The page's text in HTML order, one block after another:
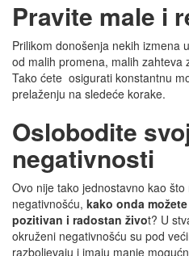
Pravite male i
Prilikom donošenja nekih izmena
od malih promena, malih zahteva
Tako ćete osigurati konstantnu
prelaženju na sledeće korake.
Oslobodite
negativnosti
Ovo nije tako jednostavno kao
negativnošću, kako onda
pozitivan i radostan život? U
okruženi negativnošću su pod
razboljevaju i imaju manje